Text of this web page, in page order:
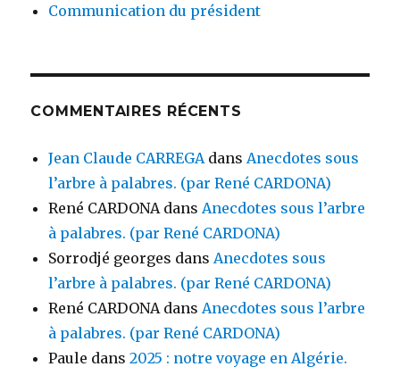
Communication du président
COMMENTAIRES RÉCENTS
Jean Claude CARREGAdansAnecdotes sous
l’arbre à palabres. (par René CARDONA)
René CARDONAdansAnecdotes sous l’arbre
à palabres. (par René CARDONA)
Sorrodjé georges dansAnecdotes sous
l’arbre à palabres. (par René CARDONA)
René CARDONAdansAnecdotes sous l’arbre
à palabres. (par René CARDONA)
Paule dans2025 : notre voyage en Algérie.